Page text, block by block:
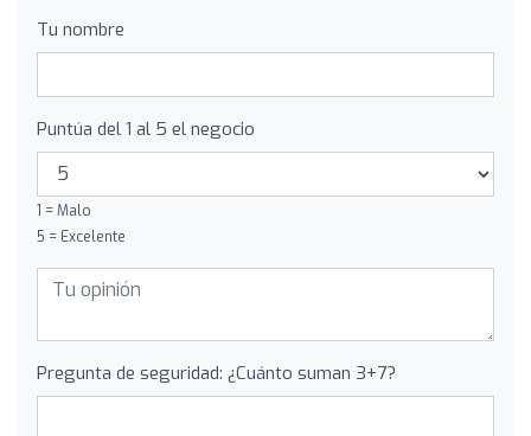
Tu nombre
Puntúa del 1 al 5 el negocio
1 = Malo
5 = Excelente
Pregunta de seguridad: ¿Cuánto suman 3+7?